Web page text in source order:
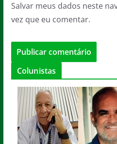
Salvar meus dados neste
vez que eu comentar.
Colunistas